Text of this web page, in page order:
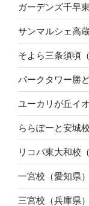
ガーデンズ千早
サンマルシェ高
そよら三条須頃
パークタワー勝
ユーカリが丘イ
ららぽーと安城
リコパ東大和校
一宮校（愛知県）
三宮校（兵庫県）